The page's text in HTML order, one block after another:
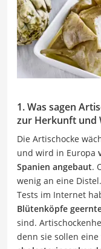
1. Was sagen
zur Herkunft und
Die Artischocke
und wird in Europa
Spanien angebaut.
wenig an eine
Tests im Internet
Blütenköpfe
sind.
denn sie sollen eine